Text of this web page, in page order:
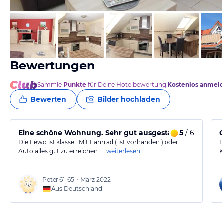
von Booking.com
Bewertungen
Sammle Punkte für Deine Hotelbewertung.Kostenlos
Bewerten Bilder hochladen
Eine schöne Wohnung. Sehr gut ausgestattet.
5 / 6
Die Fewo ist klasse . Mit Fahrrad ( ist vorhanden ) oder
Auto alles gut zu erreichen .… weiterlesen
Peter61-65 • März 2022
Aus Deutschland